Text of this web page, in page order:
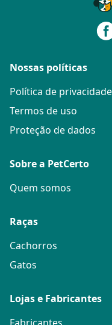
Nossas políticas
Política de privacidade
Termos de uso
Proteção de dados
Sobre a PetCerto
Quem somos
Raças
Cachorros
Gatos
Lojas e Fabricantes